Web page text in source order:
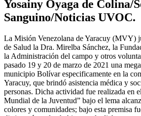
Yosainy Oyaga de Colina/
Sanguino/Noticias UVOC.
La Misión Venezolana de Yaracuy (MVY)
de Salud la Dra. Mirelba Sánchez, la
la Administración del campo y otros
pasado 19 y 20 de marzo de 2021 una
municipio Bolívar especificamente en la
Yaracuy, que brindó asistencia médica y
personas. Dicha actividad fue realizada en
Mundial de la Juventud” bajo el lema
colores y comunidades; bajo esta premisa